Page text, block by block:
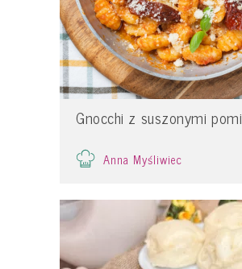
Gnocchi z suszonymi
Anna Myśliwiec